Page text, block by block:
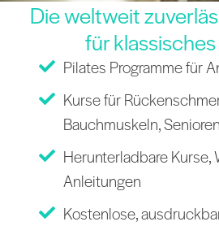
Die weltweit
für
Pilates Programme für
Kurse für
Bauchmuskeln,
Herunterladbare Kurse,
Anleitungen
Kostenlose,